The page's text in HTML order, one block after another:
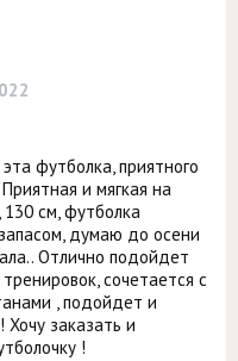
футболка, приятного
и мягкая на
см, футболка
думаю до осени
Отлично подойдет
сочетается с
, подойдет и
заказать и
!